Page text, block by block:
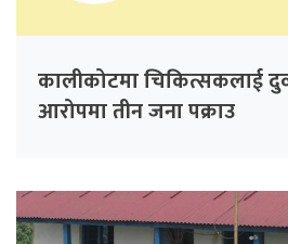
कालीकोटमा चिकित्सकलाई
आरोपमा तीन जना पक्राउ